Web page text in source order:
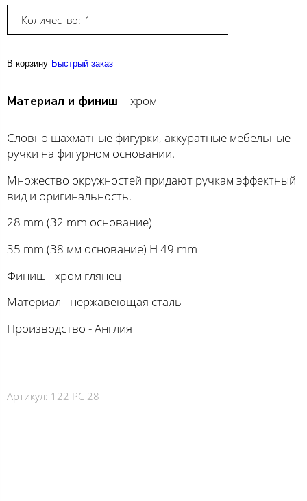
Количество:
В корзину Быстрый заказ
Материал и финиш хром
Словно шахматные фигурки, аккуратные мебельные
ручки на фигурном основании.
Множество окружностей придают ручкам эффектный
вид и оригинальность.
28 mm (32 mm основание)
35 mm (38 мм основание) H 49 mm
Финиш - хром глянец
Материал - нержавеющая сталь
Производство - Англия
Артикул: 122 PC 28